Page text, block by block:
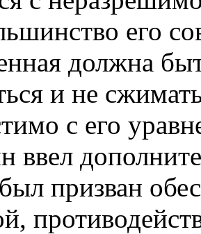
его
должна
и не
с его
ввел
призван